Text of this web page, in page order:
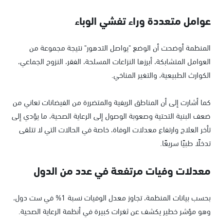
عوامل متعددة وراء تفشي الوباء
المنظمة أوضحت أن الوضع "يواصل التدهور" نتيجة مجموعة من
العوامل المتشابكة، أبرزها النزاعات المسلحة، الفقر، النزوح الجماعي،
الكوارث الطبيعية، والتغير المناخي.
كما أشارت إلى أن المناطق الريفية والمتضررة من الفيضانات تعاني من
ضعف البنية التحتية وصعوبة الوصول إلى الرعاية الصحية، ما يؤدي إلى
تأخر العلاج وارتفاع معدلات الوفاة، خاصة في الحالات التي لا تتلقى
تدخلًا طبيًا سريعًا.
معدلات وفيات مرتفعة في عدد من الدول
بحسب بيانات المنظمة، تجاوز معدل الوفيات نسبة 1% في ست دول،
وهو مؤشر خطير يكشف عن ثغرات كبيرة في أنظمة الرعاية الصحية.